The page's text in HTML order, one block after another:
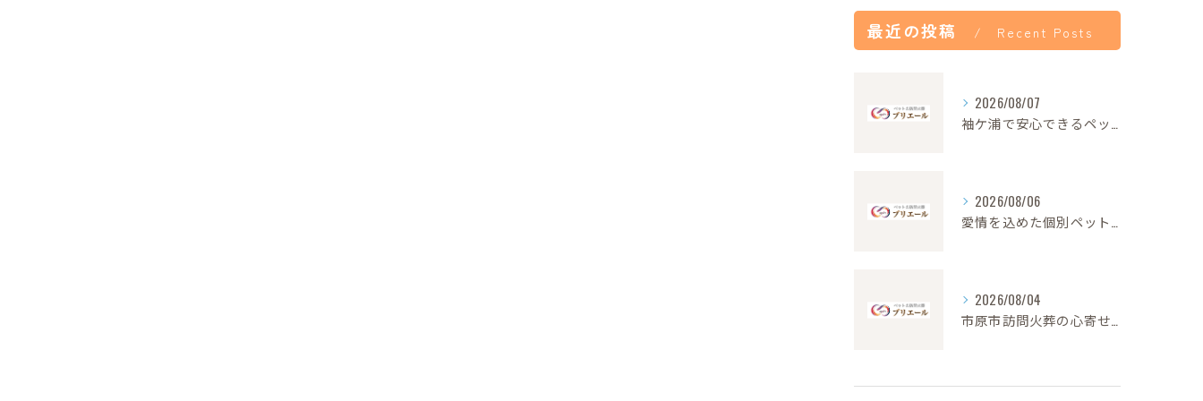
最近の投稿 Recent Posts
2026/08/07
袖ケ浦で安心できるペット火葬の流れと心遣い
2026/08/06
愛情を込めた個別ペット火葬の大切さと流れ
2026/08/04
市原市訪問火葬の心寄せ24時間対応